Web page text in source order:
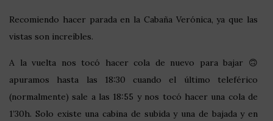
Recomiendo hacer parada en la Cabaña Verónica, ya que las
vistas son increíbles.
A la vuelta nos tocó hacer cola de nuevo para bajar 🙃
apuramos hasta las 18:30 cuando el último teleférico
(normalmente) sale a las 18:55 y nos tocó hacer una cola de
1’30h. Solo existe una cabina de subida y una de bajada y en